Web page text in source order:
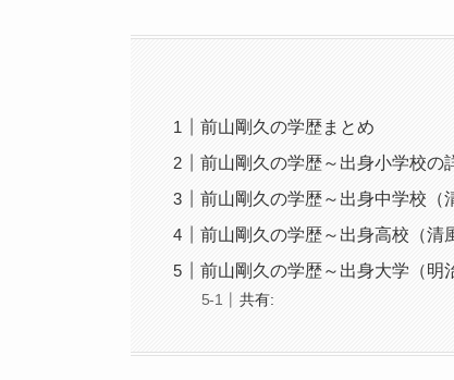
前山剛久の学歴まとめ
前山剛久の学歴～出身小学校の
前山剛久の学歴～出身中学校（
前山剛久の学歴～出身高校（清
前山剛久の学歴～出身大学（明
共有: